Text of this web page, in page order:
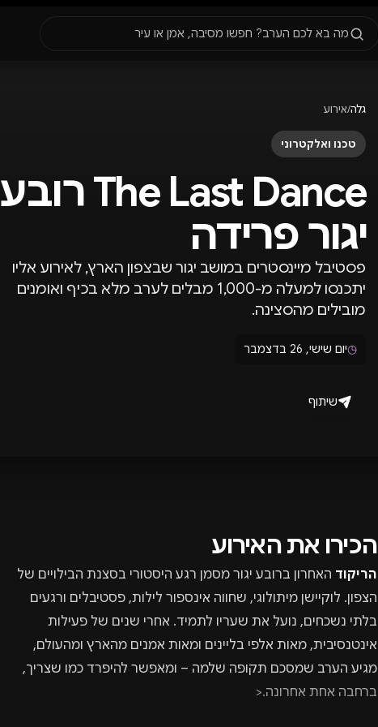
מה בא לכם הערב? חפשו מסיבה, אמן או עיר
גלה/אירוע
טכנו ואלקטרוני
The Last Dance רובע
יגור פרידה
פסטיבל מיינסטרים במושב יגור שבצפון הארץ, לאירוע אליו
יתכנסו למעלה מ-1,000 מבלים לערב מלא בכיף ואומנים
מובילים מהסצינה.
◷יום שישי, 26 בדצמבר
שיתוף
הכירו את האירוע
הריקוד האחרון ברובע יגור מסמן רגע היסטורי בסצנת הבילויים של
הצפון. לוקיישן מיתולוגי, שחווה אינספור לילות, פסטיבלים ורגעים
בלתי נשכחים, נועל את שעריו לתמיד. אחרי שנים של פעילות
אינטנסיבית, מאות אלפי בליינים ומאות אמנים מהארץ ומהעולם,
מגיע הערב שמסכם תקופה שלמה – ומאפשר להיפרד כמו שצריך,
ברחבה אחת אחרונה.<
🎶מועדונים